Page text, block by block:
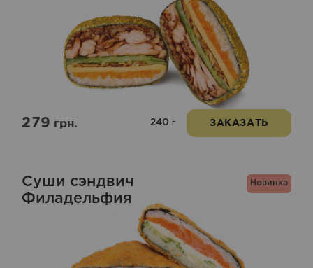
279грн. 240 г ЗАКАЗАТЬ
Новинка
Суши сэндвич
Филадельфия